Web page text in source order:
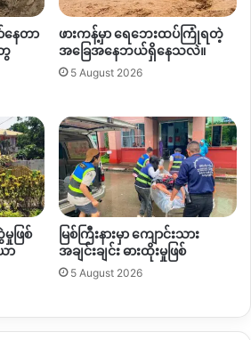
ယ္ခ႐ိုင္ (၃)ေနရာမွာ တိုက္ပြဲျဖစ္ပြား
ႏွင့္ တပ္မ (၉၉) ပူးေပါင္း စစ္ေၾကာ
မာက္ပိုင္း မူဆယ္ခ႐ိုင္ (၃)ေနရာမွာ အ
လ (၁၅) အဂၤါေန႔က ျဖစ္ပြားခဲ့ေၾကာ
ြတ္လပ္ေရးတပ္မေတာ္ KIA ဘက္က ေျ
ေတာ
ဖားကန့်မှာ ရေဘေးထပ်ကြုံရတဲ့
အခြေအနေဘယ်ရှိနေသလဲ။
5 August 2026
ဖြစ်
ာ
မြစ်ကြီးနားမှာ ကျောင်းသား
အချင်းချင်း ဓားထိုးမှုဖြစ်
5 August 2026